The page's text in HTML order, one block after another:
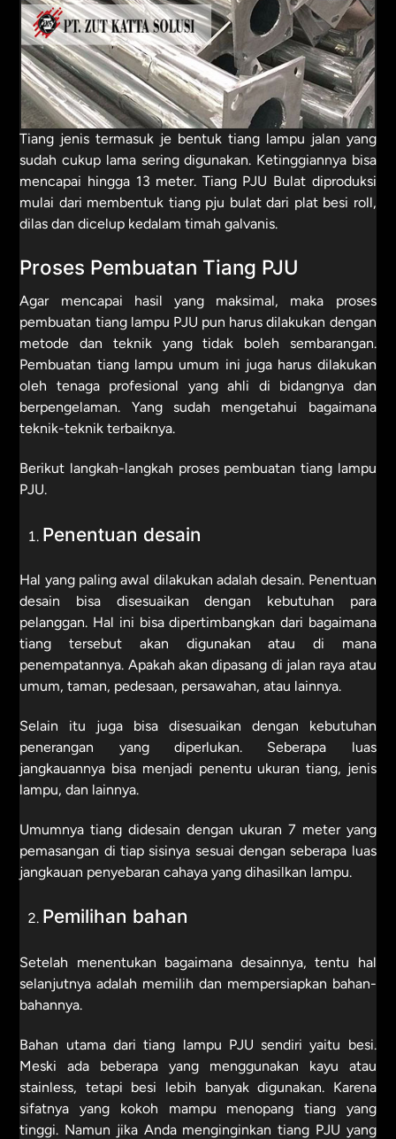
Tiang jenis termasuk je bentuk tiang lampu jalan yang
sudah cukup lama sering digunakan. Ketinggiannya bisa
mencapai hingga 13 meter. Tiang PJU Bulat diproduksi
mulai dari membentuk tiang pju bulat dari plat besi roll,
dilas dan dicelup kedalam timah galvanis.
Proses Pembuatan Tiang PJU
Agar mencapai hasil yang maksimal, maka proses
pembuatan tiang lampu PJU pun harus dilakukan dengan
metode dan teknik yang tidak boleh sembarangan.
Pembuatan tiang lampu umum ini juga harus dilakukan
oleh tenaga profesional yang ahli di bidangnya dan
berpengelaman. Yang sudah mengetahui bagaimana
teknik-teknik terbaiknya.
Berikut langkah-langkah proses pembuatan tiang lampu
PJU.
Penentuan desain
Hal yang paling awal dilakukan adalah desain. Penentuan
desain bisa disesuaikan dengan kebutuhan para
pelanggan. Hal ini bisa dipertimbangkan dari bagaimana
tiang tersebut akan digunakan atau di mana
penempatannya. Apakah akan dipasang di jalan raya atau
umum, taman, pedesaan, persawahan, atau lainnya.
Selain itu juga bisa disesuaikan dengan kebutuhan
penerangan yang diperlukan. Seberapa luas
jangkauannya bisa menjadi penentu ukuran tiang, jenis
lampu, dan lainnya.
Umumnya tiang didesain dengan ukuran 7 meter yang
pemasangan di tiap sisinya sesuai dengan seberapa luas
jangkauan penyebaran cahaya yang dihasilkan lampu.
Pemilihan bahan
Setelah menentukan bagaimana desainnya, tentu hal
selanjutnya adalah memilih dan mempersiapkan bahan-
bahannya.
Bahan utama dari tiang lampu PJU sendiri yaitu besi.
Meski ada beberapa yang menggunakan kayu atau
stainless, tetapi besi lebih banyak digunakan. Karena
sifatnya yang kokoh mampu menopang tiang yang
tinggi. Namun jika Anda menginginkan tiang PJU yang